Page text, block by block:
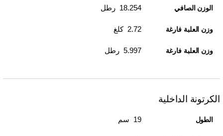
الوزن الصافي 18.254 رطل
وزن العلبة فارغة 2.72 كلغ
وزن العلبة فارغة 5.997 رطل
الكرتونة الداخلية
الطول 19 سم